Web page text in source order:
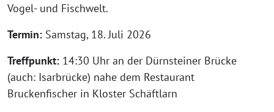
Vogel- und Fischwelt.
Termin: Samstag, 18. Juli 2026
Treffpunkt: 14:30 Uhr an der Dürnsteiner Brücke
(auch: Isarbrücke) nahe dem Restaurant
Bruckenfischer in Kloster Schäftlarn